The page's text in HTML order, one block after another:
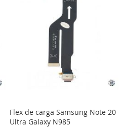
DESEJOS
Flex de carga Samsung Note 20
Ultra Galaxy N985